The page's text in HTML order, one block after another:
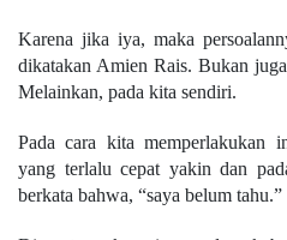
Karena jika iya, maka
dikatakan Amien Rais. Bukan
Melainkan, pada kita sendiri.
Pada cara kita memperlakukan
yang terlalu cepat yakin dan
berkata bahwa, “saya belum tahu.”